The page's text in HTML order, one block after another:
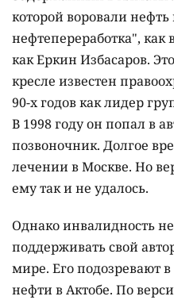
которой воровали
нефтепереработка", как
как Еркин Избасаров.
кресле известен
90-х годов как лидер
В 1998 году он попал в
позвоночник. Долгое
лечении в Москве. Но
ему так и не удалось.
Однако инвалидность
поддерживать свой
мире. Его подозревают
нефти в Актобе. По